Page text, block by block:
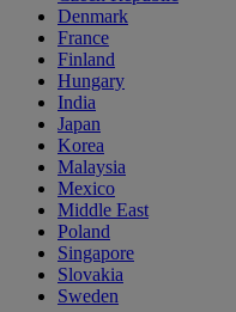
Denmark
France
Finland
Hungary
India
Japan
Korea
Malaysia
Mexico
Middle East
Poland
Singapore
Slovakia
Sweden